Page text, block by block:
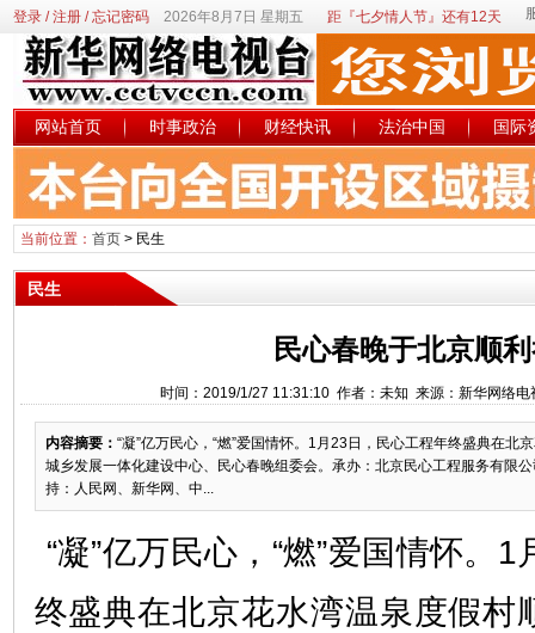
登录/注册/忘记密码 2026年8月7日 星期五 距『七夕情人节』还有12天
网站首页 时事政治 财经快讯 法治中国 国际
当前位置： 首页> 民生
民生
民心春晚于北京顺
时间：2019/1/27 11:31:10 作者：未知 来源：新华网络
内容摘要： “凝”亿万民心，“燃”爱国情怀。1月23日，民心工程年终盛典在北
城乡发展一体化建设中心、民心春晚组委会。承办：北京民心工程服务有限
持：人民网、新华网、中...
“凝”亿万民心，“燃”爱国情怀。
终盛典在北京花水湾温泉度假村